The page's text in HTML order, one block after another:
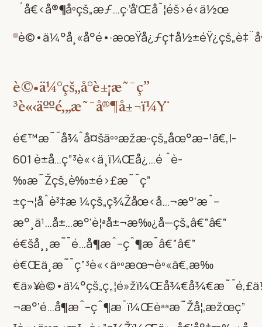
´å€‹å®¶åº­çš„æƒ…ç·’å’Œå¯¦éš›é‹ä½œ
è©•ä¼°çš„å°è±¡æ˜¯ç”
³è«‹äººé‚„æ˜¯å®¶å±¬ï¼Ÿ
é€™æ˜¯å¾ˆå¤šäººæžæ··çš„åœ°æ–¹ã€‚I-
601 è±å…ç”³è«‹ä¸­ï¼Œå¿…é ˆè­
‰æ˜Žçš„è‰±é›£æ˜¯ç”
±ç¬¦åˆè³‡æ ¼çš„ç¾Žåœ‹å…¬æ°‘æˆ–
æ°¸ä¹…å±…æ°‘è¦ªå±¬æ‰¿å—çš„â€”â€”
é€šå¸¸æ˜¯é…å¶æˆ–çˆ¶æ¯â€”â€”
è€Œä¸æ˜¯ç”³è«‹äººæœ¬èº«ã€‚æ‰
¬æ°‘é…å¶æˆ–çˆ¶æ¯ï¼Œèªªæ˜Žå¦‚æžœç”